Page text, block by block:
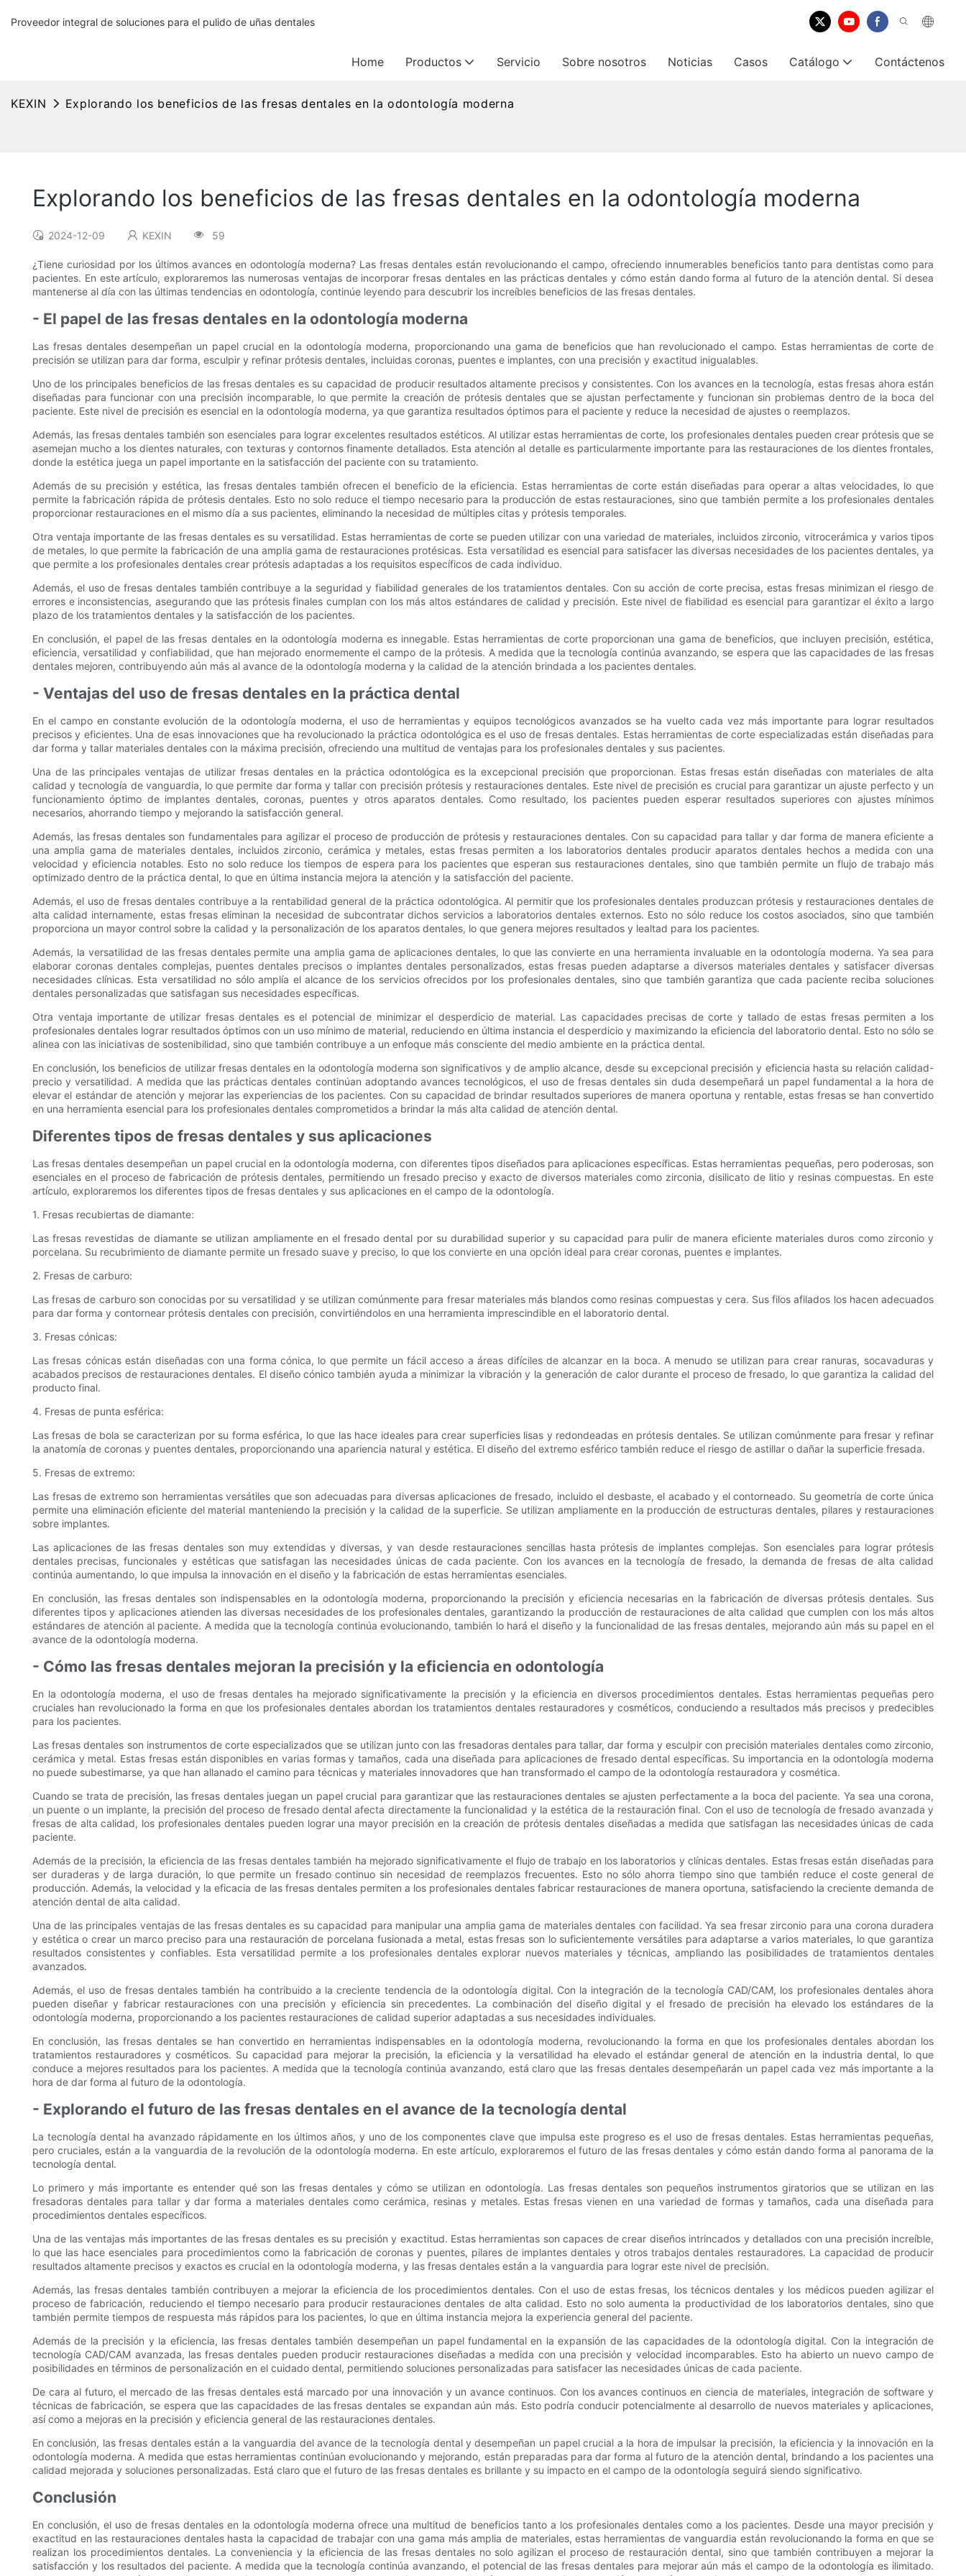
Proveedor integral de soluciones para el pulido de uñas dentales
Home Productos Servicio Sobre nosotros Noticias Casos Catálogo Contáctenos
KEXIN Explorando los beneficios de las fresas dentales en la odontología moderna
Explorando los beneficios de las fresas dentales en la odontología moderna
2024-12-09 KEXIN 59
¿Tiene curiosidad por los últimos avances en odontología moderna? Las fresas dentales están revolucionando el campo, ofreciendo innumerables beneficios tanto para dentistas como para
pacientes. En este artículo, exploraremos las numerosas ventajas de incorporar fresas dentales en las prácticas dentales y cómo están dando forma al futuro de la atención dental. Si desea
mantenerse al día con las últimas tendencias en odontología, continúe leyendo para descubrir los increíbles beneficios de las fresas dentales.
- El papel de las fresas dentales en la odontología moderna
Las fresas dentales desempeñan un papel crucial en la odontología moderna, proporcionando una gama de beneficios que han revolucionado el campo. Estas herramientas de corte de
precisión se utilizan para dar forma, esculpir y refinar prótesis dentales, incluidas coronas, puentes e implantes, con una precisión y exactitud inigualables.
Uno de los principales beneficios de las fresas dentales es su capacidad de producir resultados altamente precisos y consistentes. Con los avances en la tecnología, estas fresas ahora están
diseñadas para funcionar con una precisión incomparable, lo que permite la creación de prótesis dentales que se ajustan perfectamente y funcionan sin problemas dentro de la boca del
paciente. Este nivel de precisión es esencial en la odontología moderna, ya que garantiza resultados óptimos para el paciente y reduce la necesidad de ajustes o reemplazos.
Además, las fresas dentales también son esenciales para lograr excelentes resultados estéticos. Al utilizar estas herramientas de corte, los profesionales dentales pueden crear prótesis que se
asemejan mucho a los dientes naturales, con texturas y contornos finamente detallados. Esta atención al detalle es particularmente importante para las restauraciones de los dientes frontales,
donde la estética juega un papel importante en la satisfacción del paciente con su tratamiento.
Además de su precisión y estética, las fresas dentales también ofrecen el beneficio de la eficiencia. Estas herramientas de corte están diseñadas para operar a altas velocidades, lo que
permite la fabricación rápida de prótesis dentales. Esto no solo reduce el tiempo necesario para la producción de estas restauraciones, sino que también permite a los profesionales dentales
proporcionar restauraciones en el mismo día a sus pacientes, eliminando la necesidad de múltiples citas y prótesis temporales.
Otra ventaja importante de las fresas dentales es su versatilidad. Estas herramientas de corte se pueden utilizar con una variedad de materiales, incluidos zirconio, vitrocerámica y varios tipos
de metales, lo que permite la fabricación de una amplia gama de restauraciones protésicas. Esta versatilidad es esencial para satisfacer las diversas necesidades de los pacientes dentales, ya
que permite a los profesionales dentales crear prótesis adaptadas a los requisitos específicos de cada individuo.
Además, el uso de fresas dentales también contribuye a la seguridad y fiabilidad generales de los tratamientos dentales. Con su acción de corte precisa, estas fresas minimizan el riesgo de
errores e inconsistencias, asegurando que las prótesis finales cumplan con los más altos estándares de calidad y precisión. Este nivel de fiabilidad es esencial para garantizar el éxito a largo
plazo de los tratamientos dentales y la satisfacción de los pacientes.
En conclusión, el papel de las fresas dentales en la odontología moderna es innegable. Estas herramientas de corte proporcionan una gama de beneficios, que incluyen precisión, estética,
eficiencia, versatilidad y confiabilidad, que han mejorado enormemente el campo de la prótesis. A medida que la tecnología continúa avanzando, se espera que las capacidades de las fresas
dentales mejoren, contribuyendo aún más al avance de la odontología moderna y la calidad de la atención brindada a los pacientes dentales.
- Ventajas del uso de fresas dentales en la práctica dental
En el campo en constante evolución de la odontología moderna, el uso de herramientas y equipos tecnológicos avanzados se ha vuelto cada vez más importante para lograr resultados
precisos y eficientes. Una de esas innovaciones que ha revolucionado la práctica odontológica es el uso de fresas dentales. Estas herramientas de corte especializadas están diseñadas para
dar forma y tallar materiales dentales con la máxima precisión, ofreciendo una multitud de ventajas para los profesionales dentales y sus pacientes.
Una de las principales ventajas de utilizar fresas dentales en la práctica odontológica es la excepcional precisión que proporcionan. Estas fresas están diseñadas con materiales de alta
calidad y tecnología de vanguardia, lo que permite dar forma y tallar con precisión prótesis y restauraciones dentales. Este nivel de precisión es crucial para garantizar un ajuste perfecto y un
funcionamiento óptimo de implantes dentales, coronas, puentes y otros aparatos dentales. Como resultado, los pacientes pueden esperar resultados superiores con ajustes mínimos
necesarios, ahorrando tiempo y mejorando la satisfacción general.
Además, las fresas dentales son fundamentales para agilizar el proceso de producción de prótesis y restauraciones dentales. Con su capacidad para tallar y dar forma de manera eficiente a
una amplia gama de materiales dentales, incluidos zirconio, cerámica y metales, estas fresas permiten a los laboratorios dentales producir aparatos dentales hechos a medida con una
velocidad y eficiencia notables. Esto no solo reduce los tiempos de espera para los pacientes que esperan sus restauraciones dentales, sino que también permite un flujo de trabajo más
optimizado dentro de la práctica dental, lo que en última instancia mejora la atención y la satisfacción del paciente.
Además, el uso de fresas dentales contribuye a la rentabilidad general de la práctica odontológica. Al permitir que los profesionales dentales produzcan prótesis y restauraciones dentales de
alta calidad internamente, estas fresas eliminan la necesidad de subcontratar dichos servicios a laboratorios dentales externos. Esto no sólo reduce los costos asociados, sino que también
proporciona un mayor control sobre la calidad y la personalización de los aparatos dentales, lo que genera mejores resultados y lealtad para los pacientes.
Además, la versatilidad de las fresas dentales permite una amplia gama de aplicaciones dentales, lo que las convierte en una herramienta invaluable en la odontología moderna. Ya sea para
elaborar coronas dentales complejas, puentes dentales precisos o implantes dentales personalizados, estas fresas pueden adaptarse a diversos materiales dentales y satisfacer diversas
necesidades clínicas. Esta versatilidad no sólo amplía el alcance de los servicios ofrecidos por los profesionales dentales, sino que también garantiza que cada paciente reciba soluciones
dentales personalizadas que satisfagan sus necesidades específicas.
Otra ventaja importante de utilizar fresas dentales es el potencial de minimizar el desperdicio de material. Las capacidades precisas de corte y tallado de estas fresas permiten a los
profesionales dentales lograr resultados óptimos con un uso mínimo de material, reduciendo en última instancia el desperdicio y maximizando la eficiencia del laboratorio dental. Esto no sólo se
alinea con las iniciativas de sostenibilidad, sino que también contribuye a un enfoque más consciente del medio ambiente en la práctica dental.
En conclusión, los beneficios de utilizar fresas dentales en la odontología moderna son significativos y de amplio alcance, desde su excepcional precisión y eficiencia hasta su relación calidad-
precio y versatilidad. A medida que las prácticas dentales continúan adoptando avances tecnológicos, el uso de fresas dentales sin duda desempeñará un papel fundamental a la hora de
elevar el estándar de atención y mejorar las experiencias de los pacientes. Con su capacidad de brindar resultados superiores de manera oportuna y rentable, estas fresas se han convertido
en una herramienta esencial para los profesionales dentales comprometidos a brindar la más alta calidad de atención dental.
Diferentes tipos de fresas dentales y sus aplicaciones
Las fresas dentales desempeñan un papel crucial en la odontología moderna, con diferentes tipos diseñados para aplicaciones específicas. Estas herramientas pequeñas, pero poderosas, son
esenciales en el proceso de fabricación de prótesis dentales, permitiendo un fresado preciso y exacto de diversos materiales como zirconia, disilicato de litio y resinas compuestas. En este
artículo, exploraremos los diferentes tipos de fresas dentales y sus aplicaciones en el campo de la odontología.
1. Fresas recubiertas de diamante:
Las fresas revestidas de diamante se utilizan ampliamente en el fresado dental por su durabilidad superior y su capacidad para pulir de manera eficiente materiales duros como zirconio y
porcelana. Su recubrimiento de diamante permite un fresado suave y preciso, lo que los convierte en una opción ideal para crear coronas, puentes e implantes.
2. Fresas de carburo:
Las fresas de carburo son conocidas por su versatilidad y se utilizan comúnmente para fresar materiales más blandos como resinas compuestas y cera. Sus filos afilados los hacen adecuados
para dar forma y contornear prótesis dentales con precisión, convirtiéndolos en una herramienta imprescindible en el laboratorio dental.
3. Fresas cónicas:
Las fresas cónicas están diseñadas con una forma cónica, lo que permite un fácil acceso a áreas difíciles de alcanzar en la boca. A menudo se utilizan para crear ranuras, socavaduras y
acabados precisos de restauraciones dentales. El diseño cónico también ayuda a minimizar la vibración y la generación de calor durante el proceso de fresado, lo que garantiza la calidad del
producto final.
4. Fresas de punta esférica:
Las fresas de bola se caracterizan por su forma esférica, lo que las hace ideales para crear superficies lisas y redondeadas en prótesis dentales. Se utilizan comúnmente para fresar y refinar
la anatomía de coronas y puentes dentales, proporcionando una apariencia natural y estética. El diseño del extremo esférico también reduce el riesgo de astillar o dañar la superficie fresada.
5. Fresas de extremo:
Las fresas de extremo son herramientas versátiles que son adecuadas para diversas aplicaciones de fresado, incluido el desbaste, el acabado y el contorneado. Su geometría de corte única
permite una eliminación eficiente del material manteniendo la precisión y la calidad de la superficie. Se utilizan ampliamente en la producción de estructuras dentales, pilares y restauraciones
sobre implantes.
Las aplicaciones de las fresas dentales son muy extendidas y diversas, y van desde restauraciones sencillas hasta prótesis de implantes complejas. Son esenciales para lograr prótesis
dentales precisas, funcionales y estéticas que satisfagan las necesidades únicas de cada paciente. Con los avances en la tecnología de fresado, la demanda de fresas de alta calidad
continúa aumentando, lo que impulsa la innovación en el diseño y la fabricación de estas herramientas esenciales.
En conclusión, las fresas dentales son indispensables en la odontología moderna, proporcionando la precisión y eficiencia necesarias en la fabricación de diversas prótesis dentales. Sus
diferentes tipos y aplicaciones atienden las diversas necesidades de los profesionales dentales, garantizando la producción de restauraciones de alta calidad que cumplen con los más altos
estándares de atención al paciente. A medida que la tecnología continúa evolucionando, también lo hará el diseño y la funcionalidad de las fresas dentales, mejorando aún más su papel en el
avance de la odontología moderna.
- Cómo las fresas dentales mejoran la precisión y la eficiencia en odontología
En la odontología moderna, el uso de fresas dentales ha mejorado significativamente la precisión y la eficiencia en diversos procedimientos dentales. Estas herramientas pequeñas pero
cruciales han revolucionado la forma en que los profesionales dentales abordan los tratamientos dentales restauradores y cosméticos, conduciendo a resultados más precisos y predecibles
para los pacientes.
Las fresas dentales son instrumentos de corte especializados que se utilizan junto con las fresadoras dentales para tallar, dar forma y esculpir con precisión materiales dentales como zirconio,
cerámica y metal. Estas fresas están disponibles en varias formas y tamaños, cada una diseñada para aplicaciones de fresado dental específicas. Su importancia en la odontología moderna
no puede subestimarse, ya que han allanado el camino para técnicas y materiales innovadores que han transformado el campo de la odontología restauradora y cosmética.
Cuando se trata de precisión, las fresas dentales juegan un papel crucial para garantizar que las restauraciones dentales se ajusten perfectamente a la boca del paciente. Ya sea una corona,
un puente o un implante, la precisión del proceso de fresado dental afecta directamente la funcionalidad y la estética de la restauración final. Con el uso de tecnología de fresado avanzada y
fresas de alta calidad, los profesionales dentales pueden lograr una mayor precisión en la creación de prótesis dentales diseñadas a medida que satisfagan las necesidades únicas de cada
paciente.
Además de la precisión, la eficiencia de las fresas dentales también ha mejorado significativamente el flujo de trabajo en los laboratorios y clínicas dentales. Estas fresas están diseñadas para
ser duraderas y de larga duración, lo que permite un fresado continuo sin necesidad de reemplazos frecuentes. Esto no sólo ahorra tiempo sino que también reduce el coste general de
producción. Además, la velocidad y la eficacia de las fresas dentales permiten a los profesionales dentales fabricar restauraciones de manera oportuna, satisfaciendo la creciente demanda de
atención dental de alta calidad.
Una de las principales ventajas de las fresas dentales es su capacidad para manipular una amplia gama de materiales dentales con facilidad. Ya sea fresar zirconio para una corona duradera
y estética o crear un marco preciso para una restauración de porcelana fusionada a metal, estas fresas son lo suficientemente versátiles para adaptarse a varios materiales, lo que garantiza
resultados consistentes y confiables. Esta versatilidad permite a los profesionales dentales explorar nuevos materiales y técnicas, ampliando las posibilidades de tratamientos dentales
avanzados.
Además, el uso de fresas dentales también ha contribuido a la creciente tendencia de la odontología digital. Con la integración de la tecnología CAD/CAM, los profesionales dentales ahora
pueden diseñar y fabricar restauraciones con una precisión y eficiencia sin precedentes. La combinación del diseño digital y el fresado de precisión ha elevado los estándares de la
odontología moderna, proporcionando a los pacientes restauraciones de calidad superior adaptadas a sus necesidades individuales.
En conclusión, las fresas dentales se han convertido en herramientas indispensables en la odontología moderna, revolucionando la forma en que los profesionales dentales abordan los
tratamientos restauradores y cosméticos. Su capacidad para mejorar la precisión, la eficiencia y la versatilidad ha elevado el estándar general de atención en la industria dental, lo que
conduce a mejores resultados para los pacientes. A medida que la tecnología continúa avanzando, está claro que las fresas dentales desempeñarán un papel cada vez más importante a la
hora de dar forma al futuro de la odontología.
- Explorando el futuro de las fresas dentales en el avance de la tecnología dental
La tecnología dental ha avanzado rápidamente en los últimos años, y uno de los componentes clave que impulsa este progreso es el uso de fresas dentales. Estas herramientas pequeñas,
pero cruciales, están a la vanguardia de la revolución de la odontología moderna. En este artículo, exploraremos el futuro de las fresas dentales y cómo están dando forma al panorama de la
tecnología dental.
Lo primero y más importante es entender qué son las fresas dentales y cómo se utilizan en odontología. Las fresas dentales son pequeños instrumentos giratorios que se utilizan en las
fresadoras dentales para tallar y dar forma a materiales dentales como cerámica, resinas y metales. Estas fresas vienen en una variedad de formas y tamaños, cada una diseñada para
procedimientos dentales específicos.
Una de las ventajas más importantes de las fresas dentales es su precisión y exactitud. Estas herramientas son capaces de crear diseños intrincados y detallados con una precisión increíble,
lo que las hace esenciales para procedimientos como la fabricación de coronas y puentes, pilares de implantes dentales y otros trabajos dentales restauradores. La capacidad de producir
resultados altamente precisos y exactos es crucial en la odontología moderna, y las fresas dentales están a la vanguardia para lograr este nivel de precisión.
Además, las fresas dentales también contribuyen a mejorar la eficiencia de los procedimientos dentales. Con el uso de estas fresas, los técnicos dentales y los médicos pueden agilizar el
proceso de fabricación, reduciendo el tiempo necesario para producir restauraciones dentales de alta calidad. Esto no solo aumenta la productividad de los laboratorios dentales, sino que
también permite tiempos de respuesta más rápidos para los pacientes, lo que en última instancia mejora la experiencia general del paciente.
Además de la precisión y la eficiencia, las fresas dentales también desempeñan un papel fundamental en la expansión de las capacidades de la odontología digital. Con la integración de
tecnología CAD/CAM avanzada, las fresas dentales pueden producir restauraciones diseñadas a medida con una precisión y velocidad incomparables. Esto ha abierto un nuevo campo de
posibilidades en términos de personalización en el cuidado dental, permitiendo soluciones personalizadas para satisfacer las necesidades únicas de cada paciente.
De cara al futuro, el mercado de las fresas dentales está marcado por una innovación y un avance continuos. Con los avances continuos en ciencia de materiales, integración de software y
técnicas de fabricación, se espera que las capacidades de las fresas dentales se expandan aún más. Esto podría conducir potencialmente al desarrollo de nuevos materiales y aplicaciones,
así como a mejoras en la precisión y eficiencia general de las restauraciones dentales.
En conclusión, las fresas dentales están a la vanguardia del avance de la tecnología dental y desempeñan un papel crucial a la hora de impulsar la precisión, la eficiencia y la innovación en la
odontología moderna. A medida que estas herramientas continúan evolucionando y mejorando, están preparadas para dar forma al futuro de la atención dental, brindando a los pacientes una
calidad mejorada y soluciones personalizadas. Está claro que el futuro de las fresas dentales es brillante y su impacto en el campo de la odontología seguirá siendo significativo.
Conclusión
En conclusión, el uso de fresas dentales en la odontología moderna ofrece una multitud de beneficios tanto a los profesionales dentales como a los pacientes. Desde una mayor precisión y
exactitud en las restauraciones dentales hasta la capacidad de trabajar con una gama más amplia de materiales, estas herramientas de vanguardia están revolucionando la forma en que se
realizan los procedimientos dentales. La conveniencia y la eficiencia de las fresas dentales no solo agilizan el proceso de restauración dental, sino que también contribuyen a mejorar la
satisfacción y los resultados del paciente. A medida que la tecnología continúa avanzando, el potencial de las fresas dentales para mejorar aún más el campo de la odontología es ilimitado.